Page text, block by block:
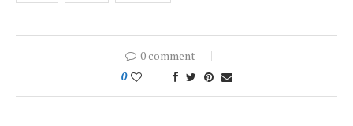
0 comment
0